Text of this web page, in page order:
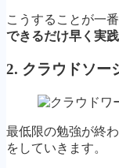
こうすることが一
できるだけ早く実
2. クラウドソー
最低限の勉強が終
をしていきます。